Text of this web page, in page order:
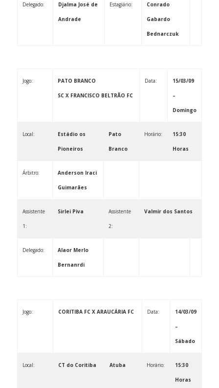
Delegado: Djalma José de
Andrade
Estagiário: Conrado
Gabardo
Bednarczuk
Jogo: PATO BRANCO
SC X FRANCISCO BELTRÃO FC
Data: 15/03/09
–
Domingo
Local: Estádio os
Pioneiros
Pato
Branco
Horário: 15:30
Horas
Árbitro: Anderson Iraci
Guimarães
Assistente
1:
Sirlei Piva Assistente
2:
Valmir dos Santos
Delegado: Alaor Merlo
Bernanrdi
Jogo: CORITIBA FC X ARAUCÁRIA FC Data: 14/03/09
–
Sábado
Local: CT do Coritiba Atuba Horário: 15:30
Horas